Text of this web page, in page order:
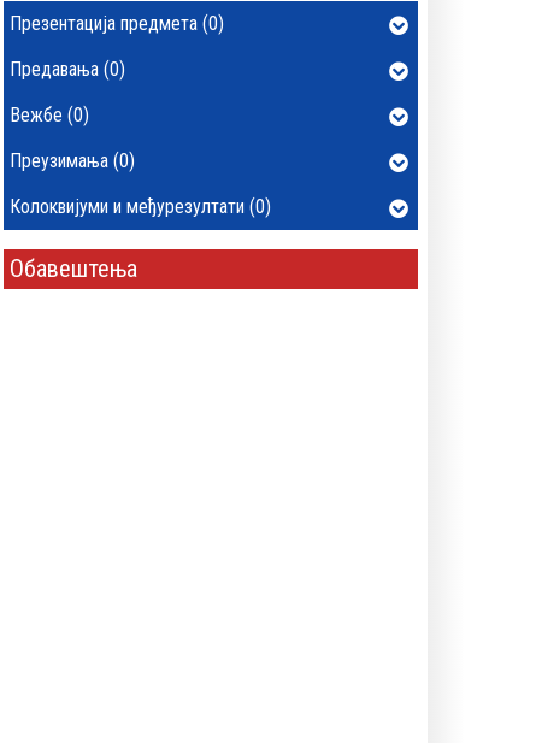
Презентација предмета (0)
Предавања (0)
Вежбе (0)
Преузимања (0)
Колоквијуми и међурезултати (0)
Обавештења